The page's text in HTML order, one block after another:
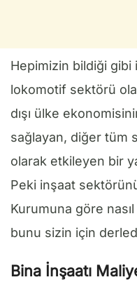
Hepimizin bildiği gibi
lokomotif sektörü
dışı ülke
sağlayan, diğer tüm
olarak etkileyen bir
Peki inşaat
Kurumuna göre
bunu sizin için
Bina İnşaatı